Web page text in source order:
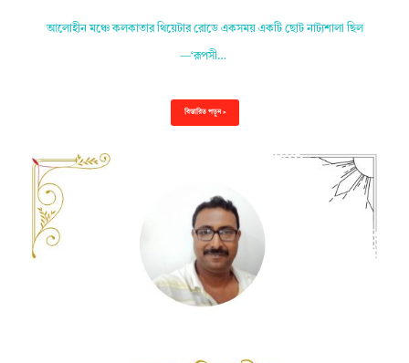
আলোহীন মঞ্চে কলকাতার থিয়েটার রোডে একসময় একটি ছোট নাট্যশালা ছিল
—‘রূপসী…
বিস্তারিত পড়ুন »